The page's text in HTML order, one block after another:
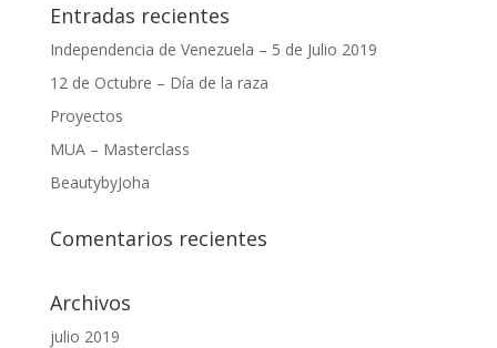
Entradas recientes
Independencia de Venezuela – 5 de Julio 2019
12 de Octubre – Día de la raza
Proyectos
MUA – Masterclass
BeautybyJoha
Comentarios recientes
Archivos
julio 2019